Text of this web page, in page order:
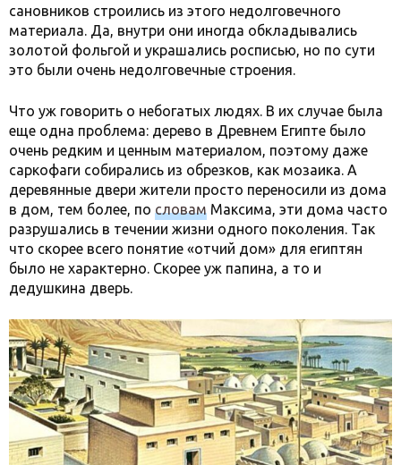
сановников строились из этого недолговечного
материала. Да, внутри они иногда обкладывались
золотой фольгой и украшались росписью, но по сути
это были очень недолговечные строения.
Что уж говорить о небогатых людях. В их случае была
еще одна проблема: дерево в Древнем Египте было
очень редким и ценным материалом, поэтому даже
саркофаги собирались из обрезков, как мозаика. А
деревянные двери жители просто переносили из дома
в дом, тем более, по словам Максима, эти дома часто
разрушались в течении жизни одного поколения. Так
что скорее всего понятие «отчий дом» для египтян
было не характерно. Скорее уж папина, а то и
дедушкина дверь.